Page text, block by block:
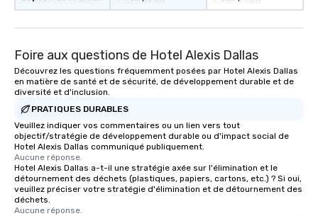
Foire aux questions de Hotel Alexis Dallas
Découvrez les questions fréquemment posées par Hotel Alexis Dallas
en matière de santé et de sécurité, de développement durable et de
diversité et d'inclusion.
PRATIQUES DURABLES
Veuillez indiquer vos commentaires ou un lien vers tout
objectif/stratégie de développement durable ou d'impact social de
Hotel Alexis Dallas communiqué publiquement.
Aucune réponse.
Hotel Alexis Dallas a-t-il une stratégie axée sur l'élimination et le
détournement des déchets (plastiques, papiers, cartons, etc.) ? Si oui,
veuillez préciser votre stratégie d'élimination et de détournement des
déchets.
Aucune réponse.